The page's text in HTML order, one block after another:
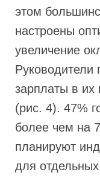
этом
настроены
увеличение
Руководители
зарплаты в их
(рис. 4). 47%
более чем на
планируют
для